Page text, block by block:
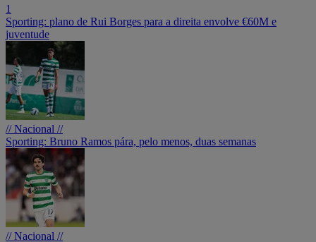
1
Sporting: plano de Rui Borges para a direita envolve €60M e
juventude
// Nacional //
Sporting: Bruno Ramos pára, pelo menos, duas semanas
// Nacional //